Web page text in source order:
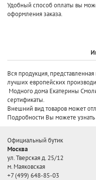
Удобный способ оплаты вы
оформления заказа.
Вся продукция,
лучших европейских
Модного дома Екатерины
сертификаты.
Внешний вид товаров может
Подробности Вы можете узнать
Официальный бутик
Москва
ул. Тверская д. 25/12
м. Маяковская
+7 (499) 648-85-03